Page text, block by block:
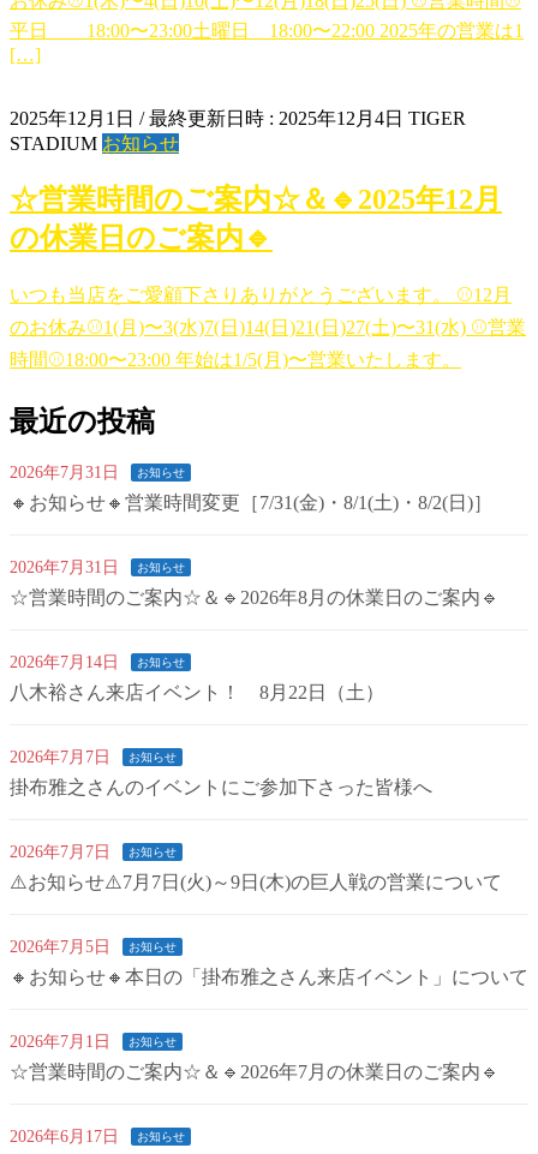
平日 18:00〜23:00土曜日 18:00〜22:00 2025年の営業は1
[…]
2025年12月1日 / 最終更新日時 : 2025年12月4日 TIGER
STADIUM お知らせ
☆営業時間のご案内☆＆🔹2025年12月
の休業日のご案内🔹
いつも当店をご愛顧下さりありがとうございます。 ⚾12月
のお休み⚾1(月)〜3(水)7(日)14(日)21(日)27(土)〜31(水) ⚾営業
時間⚾18:00〜23:00 年始は1/5(月)〜営業いたします。
最近の投稿
2026年7月31日 お知らせ
🔸お知らせ🔸営業時間変更［7/31(金)・8/1(土)・8/2(日)］
2026年7月31日 お知らせ
☆営業時間のご案内☆＆🔹2026年8月の休業日のご案内🔹
2026年7月14日 お知らせ
八木裕さん来店イベント！ 8月22日（土）
2026年7月7日 お知らせ
掛布雅之さんのイベントにご参加下さった皆様へ
2026年7月7日 お知らせ
⚠️お知らせ⚠️7月7日(火)～9日(木)の巨人戦の営業について
2026年7月5日 お知らせ
🔸お知らせ🔸本日の「掛布雅之さん来店イベント」について
2026年7月1日 お知らせ
☆営業時間のご案内☆＆🔹2026年7月の休業日のご案内🔹
2026年6月17日 お知らせ